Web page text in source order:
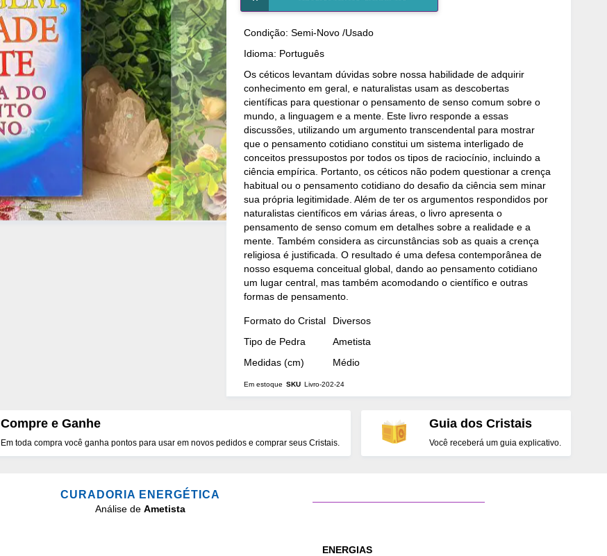
Condição: Semi-Novo /Usado
Idioma: Português
Os céticos levantam dúvidas sobre nossa habilidade de adquirir
conhecimento em geral, e naturalistas usam as descobertas
científicas para questionar o pensamento de senso comum sobre o
mundo, a linguagem e a mente. Este livro responde a essas
discussões, utilizando um argumento transcendental para mostrar
que o pensamento cotidiano constitui um sistema interligado de
conceitos pressupostos por todos os tipos de raciocínio, incluindo a
ciência empírica. Portanto, os céticos não podem questionar a crença
habitual ou o pensamento cotidiano do desafio da ciência sem minar
sua própria legitimidade. Além de ter os argumentos respondidos por
naturalistas científicos em várias áreas, o livro apresenta o
pensamento de senso comum em detalhes sobre a realidade e a
mente. Também considera as circunstâncias sob as quais a crença
religiosa é justificada. O resultado é uma defesa contemporânea de
nosso esquema conceitual global, dando ao pensamento cotidiano
um lugar central, mas também acomodando o científico e outras
formas de pensamento.
Mais
Formato do Cristal
Diversos
Tipo de Pedra
Ametista
Medidas (cm)
Médio
Em estoque SKU Livro-202-24
Compre e Ganhe
Em toda compra você ganha pontos para usar em novos pedidos e comprar seus Cristais.
Guia dos Cristais
Você receberá um guia explicativo.
CURADORIA ENERGÉTICA
Análise de Ametista
ENERGIAS